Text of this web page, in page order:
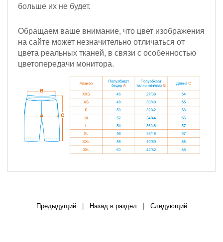
больше их не будет.
Обращаем ваше внимание, что цвет изображения
на сайте может незначительно отличаться от
цвета реальных тканей, в связи с особенностью
цветопередачи монитора.
Предыдущий| Назад в раздел Следующий